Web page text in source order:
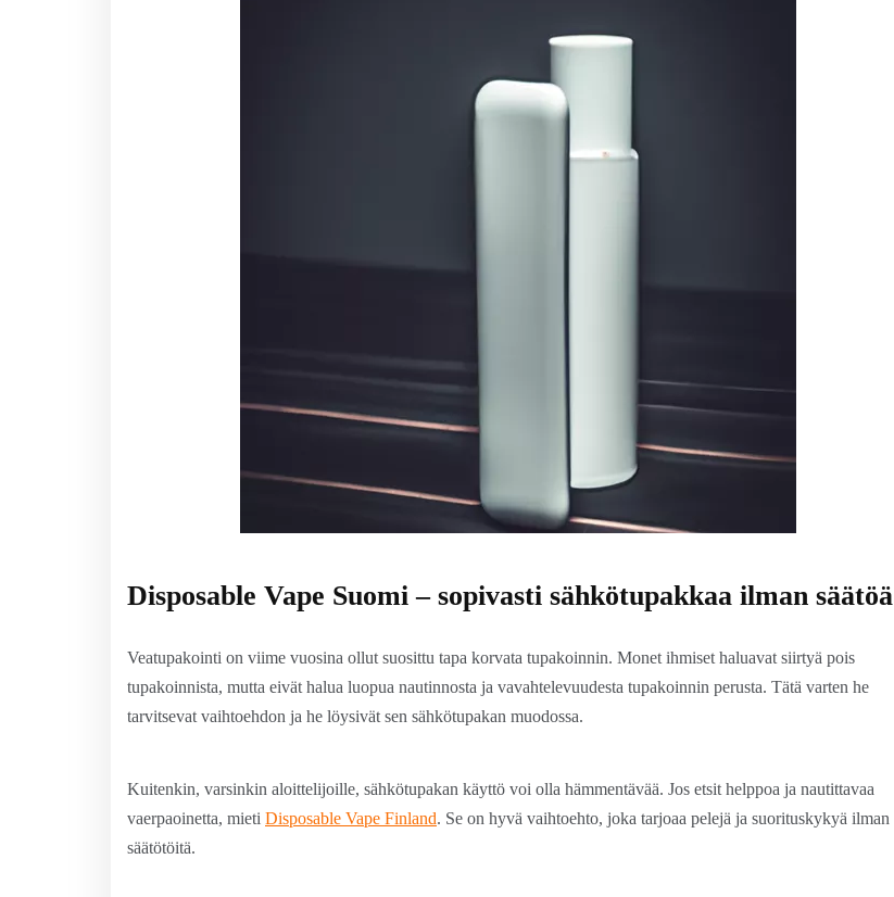
Disposable Vape Suomi – sopivasti sähkötupakkaa ilman säätöä
Veatupakointi on viime vuosina ollut suosittu tapa korvata tupakoinnin. Monet ihmiset haluavat siirtyä pois
tupakoinnista, mutta eivät halua luopua nautinnosta ja vavahtelevuudesta tupakoinnin perusta. Tätä varten he
tarvitsevat vaihtoehdon ja he löysivät sen sähkötupakan muodossa.
Kuitenkin, varsinkin aloittelijoille, sähkötupakan käyttö voi olla hämmentävää. Jos etsit helppoa ja nautittavaa
vaerpaoinetta, mieti Disposable Vape Finland. Se on hyvä vaihtoehto, joka tarjoaa pelejä ja suorituskykyä ilman
säätötöitä.